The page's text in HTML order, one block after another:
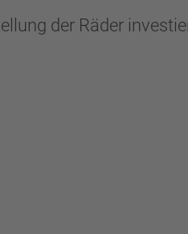
der Räder